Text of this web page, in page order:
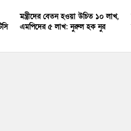
মন্ত্রীদের বেতন হওয়া উচিত ১০ লাখ,
এমপিদের ৫ লাখ: নুরুল হক নুর